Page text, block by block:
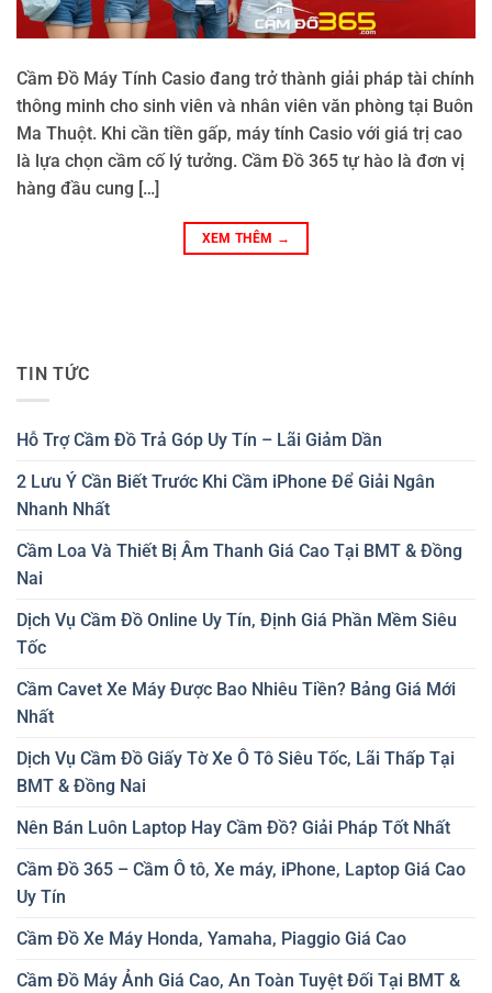
Cầm Đồ Máy Tính Casio đang trở thành giải pháp tài chính
thông minh cho sinh viên và nhân viên văn phòng tại Buôn
Ma Thuột. Khi cần tiền gấp, máy tính Casio với giá trị cao
là lựa chọn cầm cố lý tưởng. Cầm Đồ 365 tự hào là đơn vị
hàng đầu cung […]
XEM THÊM →
TIN TỨC
Hỗ Trợ Cầm Đồ Trả Góp Uy Tín – Lãi Giảm Dần
2 Lưu Ý Cần Biết Trước Khi Cầm iPhone Để Giải Ngân
Nhanh Nhất
Cầm Loa Và Thiết Bị Âm Thanh Giá Cao Tại BMT & Đồng
Nai
Dịch Vụ Cầm Đồ Online Uy Tín, Định Giá Phần Mềm Siêu
Tốc
Cầm Cavet Xe Máy Được Bao Nhiêu Tiền? Bảng Giá Mới
Nhất
Dịch Vụ Cầm Đồ Giấy Tờ Xe Ô Tô Siêu Tốc, Lãi Thấp Tại
BMT & Đồng Nai
Nên Bán Luôn Laptop Hay Cầm Đồ? Giải Pháp Tốt Nhất
Cầm Đồ 365 – Cầm Ô tô, Xe máy, iPhone, Laptop Giá Cao
Uy Tín
Cầm Đồ Xe Máy Honda, Yamaha, Piaggio Giá Cao
Cầm Đồ Máy Ảnh Giá Cao, An Toàn Tuyệt Đối Tại BMT &